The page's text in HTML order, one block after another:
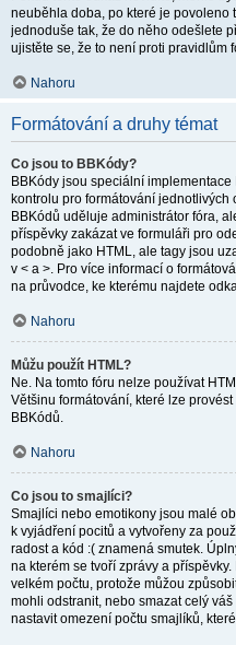
neuběhla doba, po které je povoleno
jednoduše tak, že do něho odešlete
ujistěte se, že to není proti pravidlům
Nahoru
Formátování a druhy témat
Co jsou to BBKódy?
BBKódy jsou speciální
kontrolu pro formátování
BBKódů uděluje administrátor fóra,
příspěvky zakázat ve formuláři pro
podobně jako HTML, ale tagy jsou
v < a >. Pro více informací o
na průvodce, ke kterému najdete
Nahoru
Můžu použít HTML?
Ne. Na tomto fóru nelze používat
Většinu formátování, které lze
BBKódů.
Nahoru
Co jsou to smajlíci?
Smajlíci nebo emotikony jsou malé
k vyjádření pocitů a vytvořeny za
radost a kód :( znamená smutek.
na kterém se tvoří zprávy a
velkém počtu, protože můžou
mohli odstranit, nebo smazat celý
nastavit omezení počtu smajlíků,